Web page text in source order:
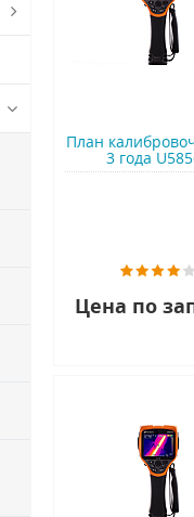
План
3 года
Цена по